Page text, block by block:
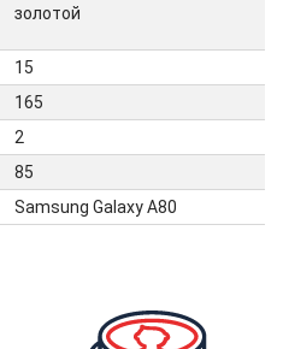
золотой
15
165
2
85
Samsung Galaxy A80